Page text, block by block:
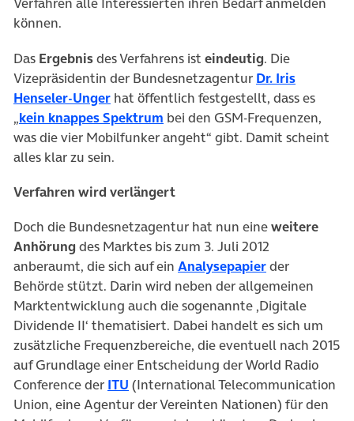
können.
Das Ergebnisdes Verfahrens ist eindeutig. Die
Vizepräsidentin der Bundesnetzagentur Dr. Iris
Henseler-Unger hat öffentlich festgestellt, dass es
„kein knappes Spektrum bei den GSM-Frequenzen,
was die vier Mobilfunker angeht“ gibt. Damit scheint
alles klar zu sein.
Verfahren wird verlängert
Doch die Bundesnetzagentur hat nun eineweitere
Anhörung des Marktes bis zum 3. Juli 2012
anberaumt, die sich auf ein Analysepapierder
Behörde stützt. Darin wird neben der allgemeinen
Marktentwicklung auch die sogenannte ‚Digitale
Dividende II‘ thematisiert. Dabei handelt es sich um
zusätzliche Frequenzbereiche, die eventuell nach 2015
auf Grundlage einer Entscheidung der World Radio
Conference der ITU (International Telecommunication
Union, eine Agentur der Vereinten Nationen) für den